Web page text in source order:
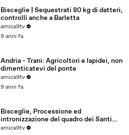
Bisceglie | Sequestrati 80 kg di datteri,
controlli anche a Barletta
amica9tv
9 anni fa
Andria - Trani: Agricoltori e lapidei, non
dimenticatevi del ponte
amica9tv
9 anni fa
Bisceglie, Processione ed
intronizzazione del quadro dei Santi
Martiri
amica9tv